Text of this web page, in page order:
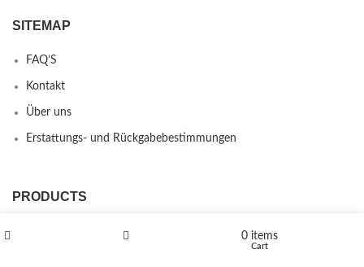
SITEMAP
FAQ’S
Kontakt
Über uns
Erstattungs- und Rückgabebestimmungen
PRODUCTS
L-Polaflux® 5 mg/ml 0 items
Cart